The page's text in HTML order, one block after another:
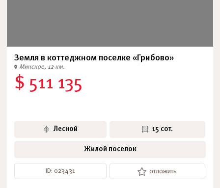
Земля в коттеджном поселке «Грибово»
Минское, 12 км.
$ 511 135
Лесной 15 сот.
Жилой поселок
ID: 023431 отложить